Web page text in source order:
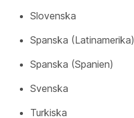
Slovenska
Spanska (Latinamerika)
Spanska (Spanien)
Svenska
Turkiska